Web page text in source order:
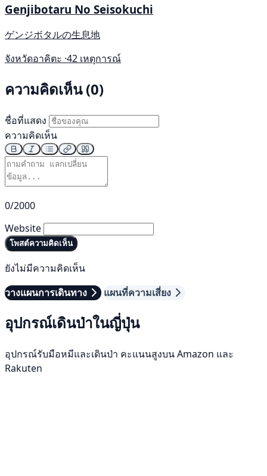
Genjibotaru No Seisokuchi
ゲンジボタルの生息地
จังหวัดอาคิตะ ·42 เหตุการณ์
ความคิดเห็น (0)
ชื่อที่แสดง
ความคิดเห็น
0/2000
Website
โพสต์ความคิดเห็น
ยังไม่มีความคิดเห็น
วางแผนการเดินทาง
แผนที่ความเสี่ยง
อุปกรณ์เดินป่าในญี่ปุ่น
อุปกรณ์รับมือหมีและเดินป่า คะแนนสูงบน Amazon และ
Rakuten